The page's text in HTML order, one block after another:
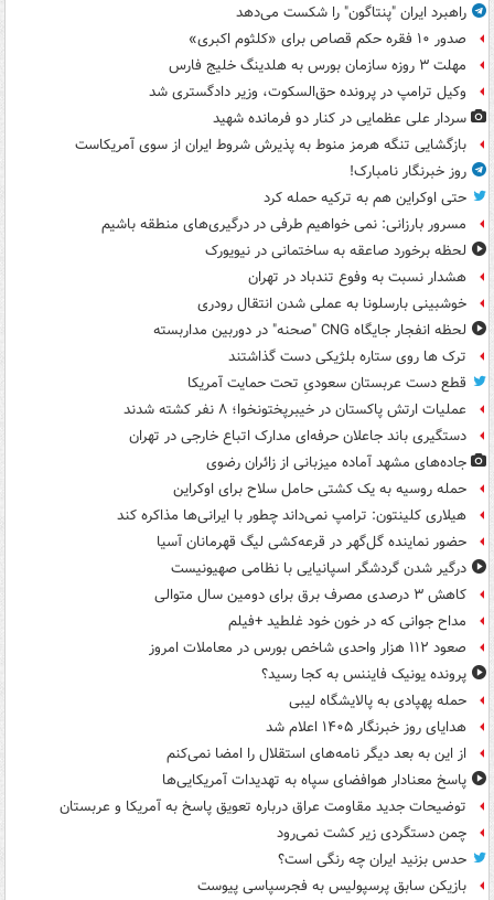
راهبرد ایران "پنتاگون" را شکست می‌دهد
صدور ۱۰ فقره حکم قصاص برای «کلثوم اکبری»
مهلت ۳ روزه سازمان بورس به هلدینگ خلیج فارس
وکیل ترامپ در پرونده حق‌السکوت، وزیر دادگستری شد
سردار علی عظمایی در کنار دو فرمانده شهید
بازگشایی تنگه هرمز منوط به پذیرش شروط ایران از سوی آمریکاست
روز خبرنگار نامبارک!
حتی اوکراین هم به ترکیه حمله کرد
مسرور بارزانی: نمی خواهیم طرفی در درگیری‌های منطقه باشیم
لحظه برخورد صاعقه به ساختمانی در نیویورک
هشدار نسبت به وفوع تندباد در تهران
خوشبینی بارسلونا به عملی شدن انتقال رودری
لحظه انفجار جایگاه CNG "صحنه" در دوربین مداربسته
ترک ها روی ستاره بلژیکی دست گذاشتند
قطع دست عربستان سعودیِ تحت حمایت آمریکا
عملیات ارتش پاکستان در خیبرپختونخوا؛ ۸ نفر کشته شدند
دستگیری باند جاعلان حرفه‌ای مدارک اتباع خارجی در تهران
جاده‌های مشهد آماده میزبانی از زائران رضوی
حمله روسیه به یک کشتی حامل سلاح برای اوکراین
هیلاری کلینتون: ترامپ نمی‌داند چطور با ایرانی‌ها مذاکره کند
حضور نماینده گل‌گهر در قرعه‌کشی لیگ قهرمانان آسیا
درگیر شدن گردشگر اسپانیایی با نظامی صهیونیست
کاهش ۳ درصدی مصرف برق برای دومین سال متوالی
مداح جوانی که در خون خود غلطید +فیلم
صعود ۱۱۲ هزار واحدی شاخص بورس در معاملات امروز
پرونده یونیک فایننس به کجا رسید؟
حمله پهپادی به پالایشگاه لیبی
هدایای روز خبرنگار ۱۴۰۵ اعلام شد
از این به بعد دیگر نامه‌های استقلال را امضا نمی‌کنم
پاسخ معنادار هوافضای سپاه به تهدیدات آمریکایی‌ها
توضیحات جدید مقاومت عراق درباره تعویق پاسخ به آمریکا و عربستان
چمن دستگردی زیر کشت نمی‌رود
حدس بزنید ایران چه رنگی است؟
بازیکن سابق پرسپولیس به فجرسپاسی پیوست